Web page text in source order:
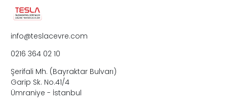
info@teslacevre.com
0216 364 02 10
Şerifali Mh. (Bayraktar Bulvarı)
Garip Sk. No.41/4
Ümraniye - İstanbul